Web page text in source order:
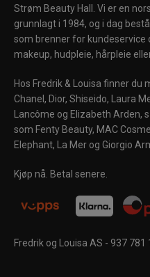
Strøm Beauty Hall. Vi er en
grunnlagt i 1984, og i dag
som brenner for
makeup, hudpleie, hårpleie
Hos Fredrik & Louisa finner
Chanel, Dior, Shiseido, Laura
Lancôme og Elizabeth Arden,
som Fenty Beauty, MAC
Elephant, La Mer og Giorgio
Kjøp nå. Betal senere.
Fredrik og Louisa AS - 937 781
VINN